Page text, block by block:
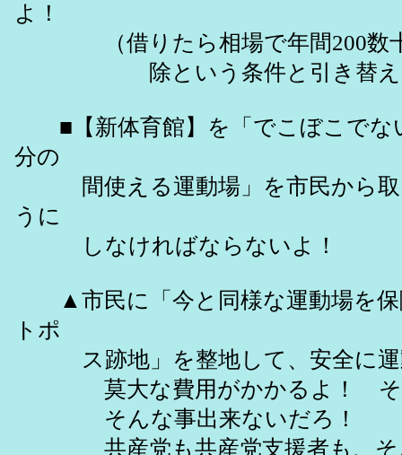
よ！
（借りたら相場で年間200数十
除という条件と引き替えに、
■【新体育館】を「でこぼこでな
分の
間使える運動場」を市民から取
うに
しなければならないよ！
▲市民に「今と同様な運動場を保
トポ
ス跡地」を整地して、安全に運
莫大な費用がかかるよ！ そ
そんな事出来ないだろ！
共産党も共産党支援者も、そん